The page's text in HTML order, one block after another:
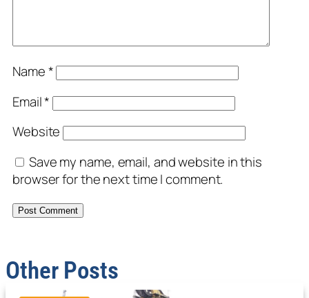
Name*
Email*
Website
Save my name, email, and website in this
browser for the next time I comment.
Other Posts